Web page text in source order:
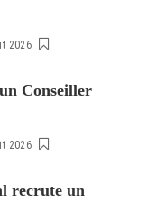
2026
Conseiller
2026
recrute un